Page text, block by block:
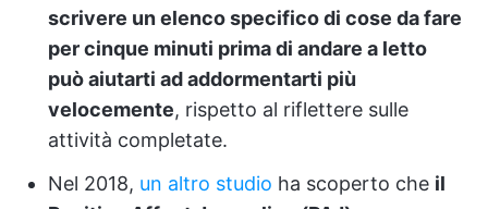
scrivere un elenco specifico di cose da fare
per cinque minuti prima di andare a letto
può aiutarti ad addormentarti più
velocemente, rispetto al riflettere sulle
attività completate.
Nel 2018, un altro studio ha scoperto che il